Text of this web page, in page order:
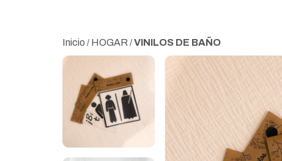
Inicio / HOGAR / VINILOS DE BAÑO